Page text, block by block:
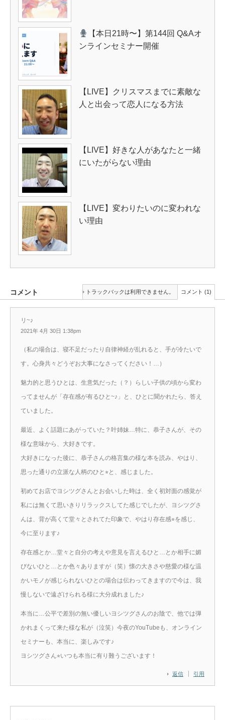
【本日21時〜】第144回 Q&Aオ
ンラインセミナー開催
【LIVE】クリスマスまでに素敵な
人と出会って恋人になる方法
【LIVE】好きな人があなたと一緒
にいたがらない理由
【LIVE】変わりたいのに変われな
い理由
コメント トラックバックは利用できません。 コメント (1)
リ~♪
2021年 4月 30日 1:38pm
返信 引用
（私の場合は、寝不足だったり自律神経が乱れると、手が冷たいで
す。心身共々どうぞお大事になさってください！…）
魅力的と思うひとは、生意気だった（？）らしい子供の頃から変わ
ってませんが「存在感が有るひと~♪」と、ひとに聞かれたら、答え
ていました。
最近、よく話題にあがっていた？叶姉妹…特に、恭子さんが、その
様な意味から、大好きです。
大好きになった後に、恭子さんの格言集の様な本を読み、やはり、
思った通りの立派な人柄のひと⭐︎と、感じました。
初めてお店でヨシツグさんとお会いした時は、全く初対面の感覚が
私には無くて思いきりリラックスしてた感じでしたが、ヨシツグさ
んは、背が高くて堂々とされてた印象で、やはり存在感⭐︎を感じ、
今に至ります♪
存在感とか…堂々と自分の考えや意見を言えるひと…とか相手に媚
びないひと…とか色々ありますが（笑）懐の大きさや慈愛の様な温
かいモノが感じられないひとの場合は伝わってきますので今は、我
慢しないで遠ざけられる様に大分成れました♪
本当に…公平で差別の無い優しいヨシツグさんのお陰で、他では弾
かれまくって来た様な私が（泣笑）今夜のYouTubeも、オンライン
セミナーも、本当に、楽しみです♪
ヨシツグさん⭐︎いつも本当に有り難うございます！